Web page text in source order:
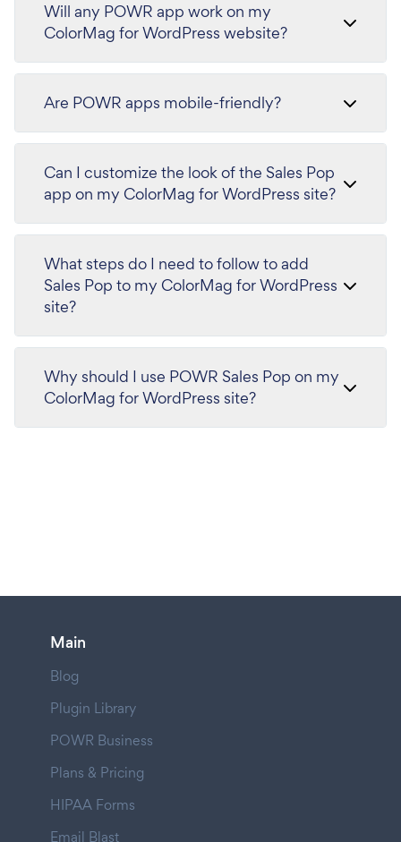
Will any POWR app work on my
ColorMag for WordPress website?
Are POWR apps mobile-friendly?
Can I customize the look of the Sales Pop
app on my ColorMag for WordPress site?
What steps do I need to follow to add
Sales Pop to my ColorMag for WordPress
site?
Why should I use POWR Sales Pop on my
ColorMag for WordPress site?
Main
Blog
Plugin Library
POWR Business
Plans & Pricing
HIPAA Forms
Email Blast